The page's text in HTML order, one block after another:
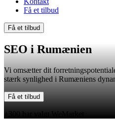
Få et tilbud
Få et tilbud
SEO i Rumænien
Vi omsætter dit
stærk synlighed i Rumæniens
Få et tilbud
+300 har valgt WeMarket